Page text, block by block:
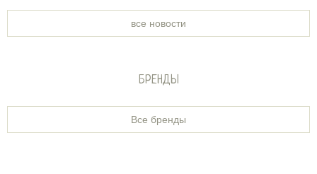
все новости
БРЕНДЫ
Все бренды